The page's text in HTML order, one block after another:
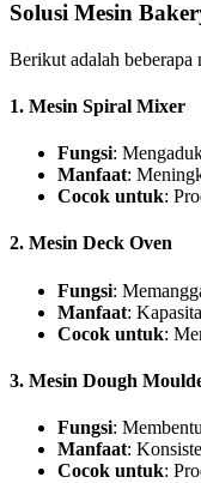
Solusi Mesin
Berikut adalah
1. Mesin Spiral Mixer
Fungsi:
Manfaat:
Cocok untuk:
2. Mesin Deck Oven
Fungsi:
Manfaat:
Cocok untuk:
3. Mesin Dough
Fungsi:
Manfaat:
Cocok untuk: